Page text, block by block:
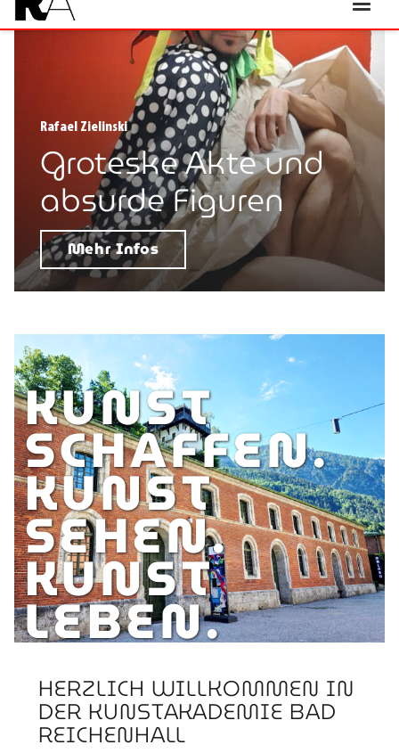
KUNST
SCHAFFEN.
KUNST
SEHEN.
KUNST
LEBEN.
HERZLICH WILLKOMMEN IN
DER KUNSTAKADEMIE BAD
REICHENHALL
Rafael Zielinski
Groteske Akte und
absurde Figuren
Mehr Infos